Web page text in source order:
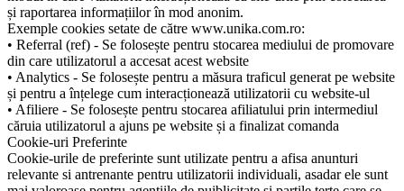
și raportarea informațiilor în mod anonim.
Exemple cookies setate de către www.unika.com.ro:
• Referral (ref) - Se folosește pentru stocarea mediului de promovare
din care utilizatorul a accesat acest website
• Analytics - Se folosește pentru a măsura traficul generat pe website
și pentru a înțelege cum interacționează utilizatorii cu website-ul
• Afiliere - Se folosește pentru stocarea afiliatului prin intermediul
căruia utilizatorul a ajuns pe website și a finalizat comanda
Cookie-uri Preferinte
Cookie-urile de preferinte sunt utilizate pentru a afisa anunturi
relevante si antrenante pentru utilizatorii individuali, asadar ele sunt